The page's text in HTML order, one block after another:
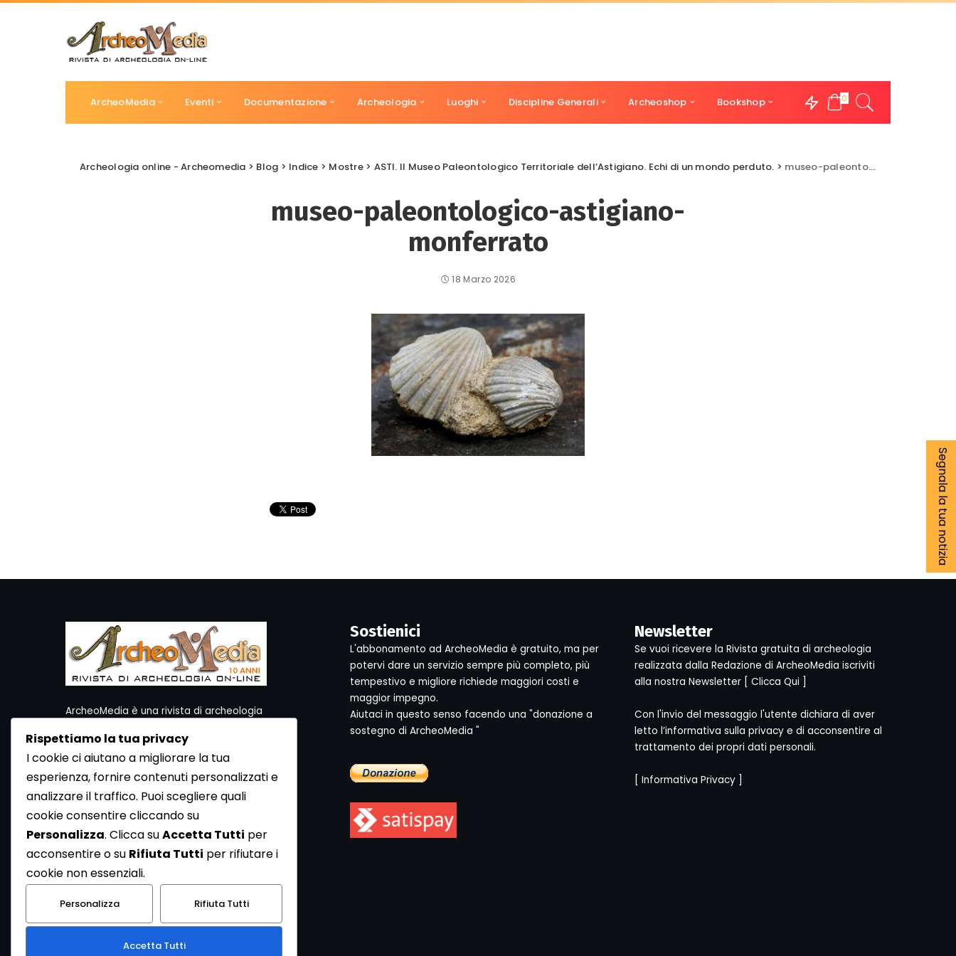
ArcheoMedia Eventi Documentazione Archeologia Luoghi Discipline Generali Archeoshop Bookshop 0
Archeologia online - Archeomedia > Blog > Indice > Mostre> ASTI. Il Museo Paleontologico Territoriale dell’Astigiano. Echi di un mondo perduto. > museo-paleontologico-astigiano-monferrato
museo-paleontologico-astigiano-
monferrato
18 Marzo 2026
Segnala la tua notizia
ArcheoMedia è una rivista di archeologia
Per contattare la Redazione potete utilizzare i
seguenti recapiti:
Redazione ArcheoMedia c/o Mediares S.c.
Via Gioberti 80/D - 10128 Torino
Tel 011.5806363 - Fax 011.5808561
http://www.mediares.to.it
http://www.didatticatorino.it
Sostienici
L'abbonamento ad ArcheoMedia è gratuito, ma per
potervi dare un servizio sempre più completo, più
tempestivo e migliore richiede maggiori costi e
maggior impegno.
Aiutaci in questo senso facendo una "donazione a
sostegno di ArcheoMedia "
Newsletter
Se vuoi ricevere la Rivista gratuita di archeologia
realizzata dalla Redazione di ArcheoMedia iscriviti
alla nostra Newsletter [ Clicca Qui ]
Con l'invio del messaggio l'utente dichiara di aver
letto l’informativa sulla privacy e di acconsentire al
trattamento dei propri dati personali.
[ Informativa Privacy]
Rispettiamo la tua privacy
I cookie ci aiutano a migliorare la tua
esperienza, fornire contenuti personalizzati e
analizzare il traffico. Puoi scegliere quali
cookie consentire cliccando su
Personalizza. Clicca suAccetta Tutti per
acconsentire o su Rifiuta Tutti per rifiutare i
cookie non essenziali.
Personalizza Rifiuta Tutti
Accetta Tutti